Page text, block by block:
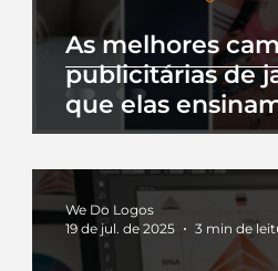
As melhores
publicitárias de
que elas
We Do Logos
19 de jul. de 2025
3 min de